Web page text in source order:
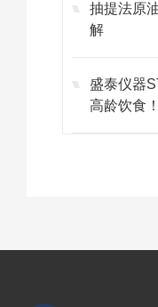
抽提法原
解
盛泰仪器
高龄饮食！